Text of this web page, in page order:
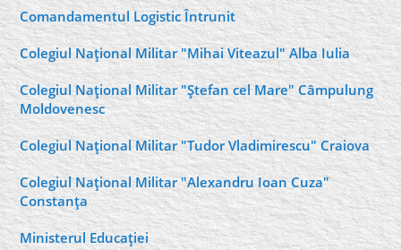
Comandamentul Logistic Întrunit
Colegiul Naţional Militar "Mihai Viteazul" Alba Iulia
Colegiul Naţional Militar "Ştefan cel Mare" Câmpulung
Moldovenesc
Colegiul Naţional Militar "Tudor Vladimirescu" Craiova
Colegiul Naţional Militar "Alexandru Ioan Cuza"
Constanţa
Ministerul Educaţiei